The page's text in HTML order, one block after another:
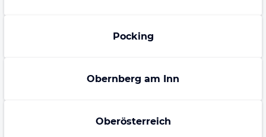
Pocking
Obernberg am Inn
Oberösterreich